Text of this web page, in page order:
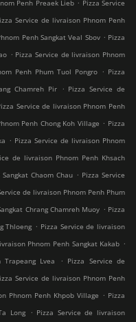
Penh Preaek Lieb
Pizza Service
Service de livraison Phnom Penh
Penh Sangkat Veal Sbov . Pizza
. Pizza Service de livraison Phnom
Penh Phum Tuol Pongro . Pizza
Chamreh Pir
. Pizza Service de
Service de livraison Phnom Penh
Penh Chong Koh Village . Pizza
. Pizza Service de livraison Phnom
de livraison Phnom Penh Khsach
Chaom Chau . Pizza Service
de livraison Phnom Penh Phum
Chrang Chamreh Muoy . Pizza
Thloeng . Pizza Service de livraison
Phnom Penh Sangkat Kakab .
Lvea
. Pizza Service de
Service de livraison Phnom Penh
Phnom Penh Khpob Village . Pizza
Long
. Pizza Service de livraison